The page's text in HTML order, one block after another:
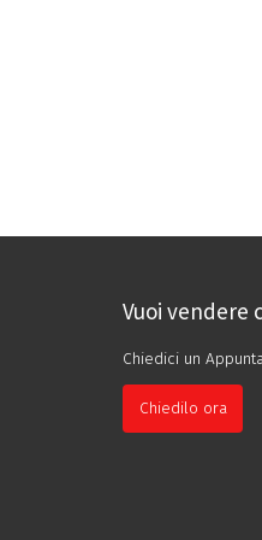
Vuoi vendere
Chiedici un
Chiedilo ora